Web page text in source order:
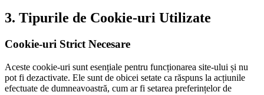
3. Tipurile de Cookie-uri Utilizate
Cookie-uri Strict Necesare
Aceste cookie-uri sunt esențiale pentru funcționarea site-ului și nu
pot fi dezactivate. Ele sunt de obicei setate ca răspuns la acțiunile
efectuate de dumneavoastră, cum ar fi setarea preferințelor de